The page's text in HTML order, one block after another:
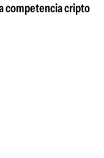
competencia cripto